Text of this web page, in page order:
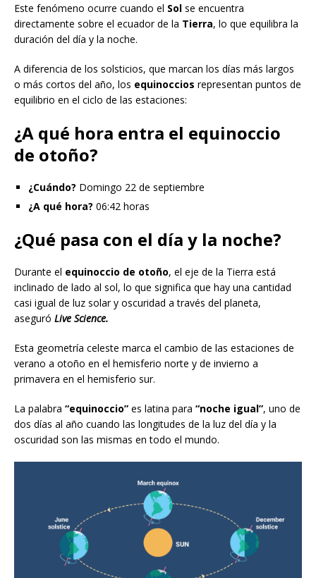
Este fenómeno ocurre cuando el Sol se encuentra
directamente sobre el ecuador de la Tierra, lo que equilibra la
duración del día y la noche.
A diferencia de los solsticios, que marcan los días más largos
o más cortos del año, los equinoccios representan puntos de
equilibrio en el ciclo de las estaciones:
¿A qué hora entra el equinoccio
de otoño?
¿Cuándo? Domingo 22 de septiembre
¿A qué hora? 06:42 horas
¿Qué pasa con el día y la noche?
Durante el equinoccio de otoño, el eje de la Tierra está
inclinado de lado al sol, lo que significa que hay una cantidad
casi igual de luz solar y oscuridad a través del planeta,
aseguró Live Science.
Esta geometría celeste marca el cambio de las estaciones de
verano a otoño en el hemisferio norte y de invierno a
primavera en el hemisferio sur.
La palabra “equinoccio” es latina para “noche igual”, uno de
dos días al año cuando las longitudes de la luz del día y la
oscuridad son las mismas en todo el mundo.